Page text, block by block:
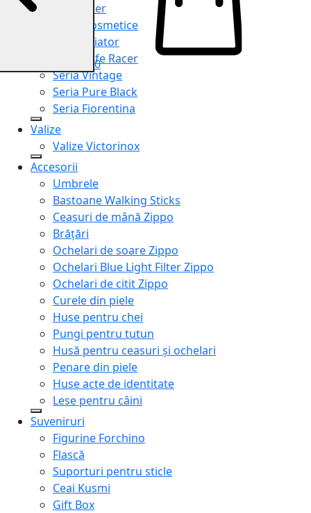
Organiser
Truse cosmetice
Seria Aviator
Seria Cafe Racer
Seria Vintage
Seria Pure Black
Seria Fiorentina
Valize
Valize Victorinox
Accesorii
Umbrele
Bastoane Walking Sticks
Ceasuri de mână Zippo
Brățări
Ochelari de soare Zippo
Ochelari Blue Light Filter Zippo
Ochelari de citit Zippo
Curele din piele
Huse pentru chei
Pungi pentru tutun
Husă pentru ceasuri și ochelari
Penare din piele
Huse acte de identitate
Lese pentru câini
Suveniruri
Figurine Forchino
Flască
Suporturi pentru sticle
Ceai Kusmi
Gift Box
0